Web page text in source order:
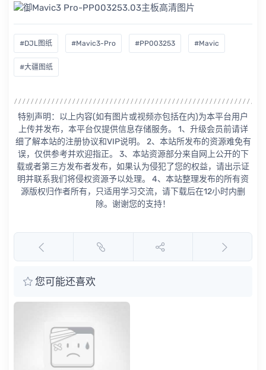
#DJL图纸 #Mavic3-Pro #PP003253 #Mavic
#大疆图纸
特别声明：以上内容(如有图片或视频亦包括在内)为本平台用户
上传并发布，本平台仅提供信息存储服务。 1、升级会员前请详
细了解本站的注册协议和VIP说明。 2、本站所发布的资源难免有
误，仅供参考并欢迎指正。 3、本站资源部分来自网上公开的下
载或者第三方发布者发布，如果认为侵犯了您的权益，请出示证
明并联系我们将侵权资源予以处理。 4、本站整理发布的所有资
源版权归作者所有，只适用学习交流，请下载后在12小时内删
除。谢谢您的支持！
您可能还喜欢